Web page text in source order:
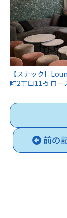
【スナック】
町2丁目11-5 ロ
前の